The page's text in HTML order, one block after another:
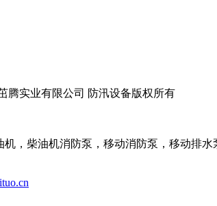
腾实业有限公司 防汛设备版权所有
，柴油机消防泵，移动消防泵，移动排